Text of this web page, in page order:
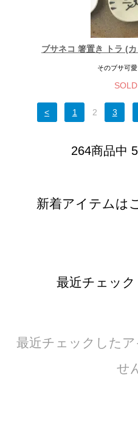
ブサネコ 箸置き トラ (
そのブサ可
< 1 2 3
264商品中
新着アイテムは
最近チェッ
最近チェックした
せ